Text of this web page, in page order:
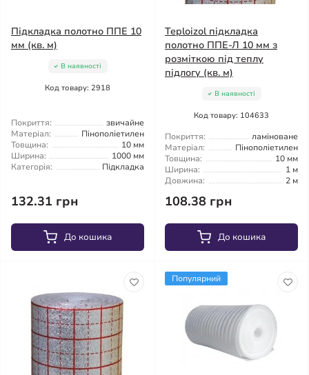
Підкладка полотно ППЕ 10
мм (кв. м)
В наявності
Код товару: 2918
Покриття:
звичайне
Матеріал:
Пінополіетилен
Товщина:
10 мм
Ширина:
1000 мм
Категорія:
Підкладка
132.31 грн
До кошика
Teploizol підкладка
полотно ППЕ-Л 10 мм з
розміткою під теплу
підлогу (кв. м)
В наявності
Код товару: 104633
Покриття:
ламіноване
Матеріал:
Пінополіетилен
Товщина:
10 мм
Ширина:
1 м
Довжина:
2 м
108.38 грн
До кошика
Популярний